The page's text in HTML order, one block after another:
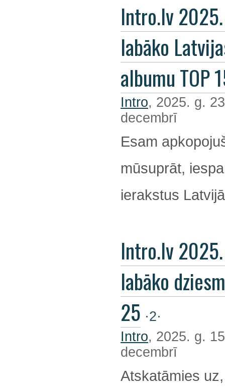
Intro.lv
labāko
albumu TOP
Intro, 2025. g.
decembrī
Esam
mūsuprāt,
ierakstus
Intro.lv
labāko
25 ·2·
Intro, 2025. g.
decembrī
Atskatāmies uz,